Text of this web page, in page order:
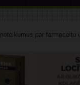
par farmaceitu